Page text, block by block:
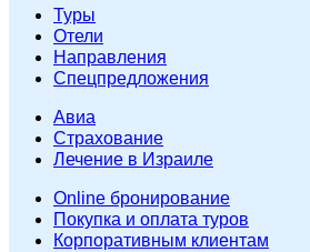
Туры
Отели
Направления
Спецпредложения
Авиа
Страхование
Лечение в Израиле
Online бронирование
Покупка и оплата туров
Корпоративным клиентам